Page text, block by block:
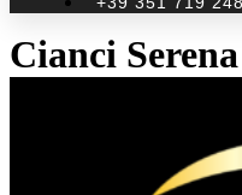
Cianci Serena